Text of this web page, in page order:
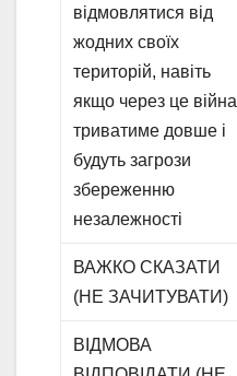
відмовлятися від
жодних своїх
територій, навіть
якщо через це війна
триватиме довше і
будуть загрози
збереженню
незалежності
ВАЖКО СКАЗАТИ
(НЕ ЗАЧИТУВАТИ)
ВІДМОВА